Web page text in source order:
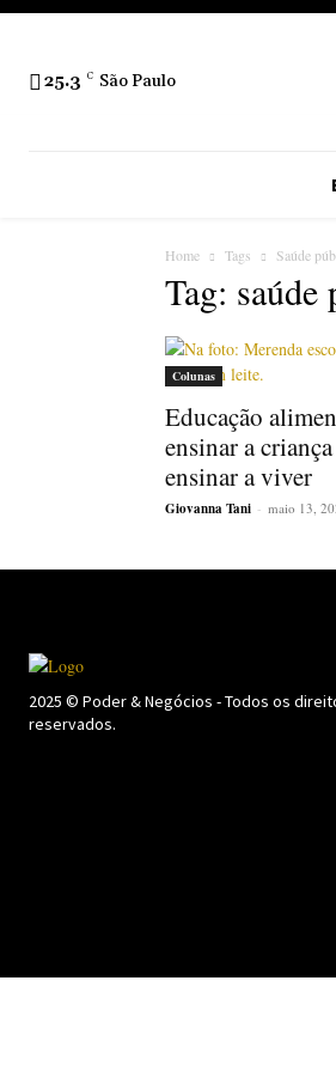
25.3 C São Paulo
Home Tags Saúde
Tag: saúde
Colunas
Educação
ensinar a
ensinar a viver
Giovanna Tani - maio 13,
2025 © Poder & Negócios - Todos os
reservados.